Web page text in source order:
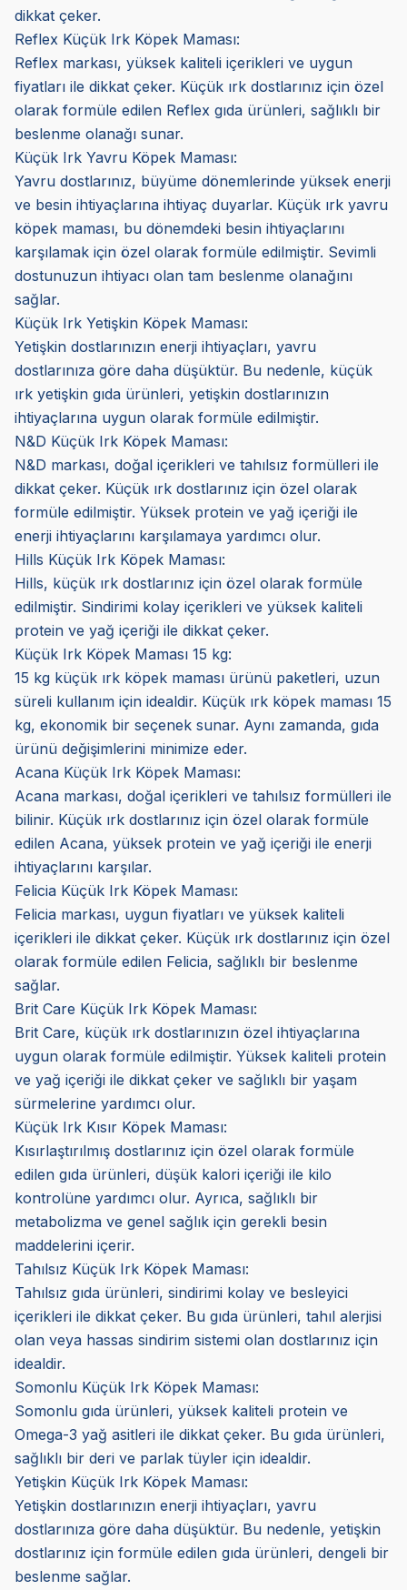
dikkat çeker.
Reflex Küçük Irk Köpek Maması:
Reflex markası, yüksek kaliteli içerikleri ve uygun
fiyatları ile dikkat çeker. Küçük ırk dostlarınız için özel
olarak formüle edilen Reflex gıda ürünleri, sağlıklı bir
beslenme olanağı sunar.
Küçük Irk Yavru Köpek Maması:
Yavru dostlarınız, büyüme dönemlerinde yüksek enerji
ve besin ihtiyaçlarına ihtiyaç duyarlar. Küçük ırk yavru
köpek maması, bu dönemdeki besin ihtiyaçlarını
karşılamak için özel olarak formüle edilmiştir. Sevimli
dostunuzun ihtiyacı olan tam beslenme olanağını
sağlar.
Küçük Irk Yetişkin Köpek Maması:
Yetişkin dostlarınızın enerji ihtiyaçları, yavru
dostlarınıza göre daha düşüktür. Bu nedenle, küçük
ırk yetişkin gıda ürünleri, yetişkin dostlarınızın
ihtiyaçlarına uygun olarak formüle edilmiştir.
N&D Küçük Irk Köpek Maması:
N&D markası, doğal içerikleri ve tahılsız formülleri ile
dikkat çeker. Küçük ırk dostlarınız için özel olarak
formüle edilmiştir. Yüksek protein ve yağ içeriği ile
enerji ihtiyaçlarını karşılamaya yardımcı olur.
Hills Küçük Irk Köpek Maması:
Hills, küçük ırk dostlarınız için özel olarak formüle
edilmiştir. Sindirimi kolay içerikleri ve yüksek kaliteli
protein ve yağ içeriği ile dikkat çeker.
Küçük Irk Köpek Maması 15 kg:
15 kg küçük ırk köpek maması ürünü paketleri, uzun
süreli kullanım için idealdir. Küçük ırk köpek maması 15
kg, ekonomik bir seçenek sunar. Aynı zamanda, gıda
ürünü değişimlerini minimize eder.
Acana Küçük Irk Köpek Maması:
Acana markası, doğal içerikleri ve tahılsız formülleri ile
bilinir. Küçük ırk dostlarınız için özel olarak formüle
edilen Acana, yüksek protein ve yağ içeriği ile enerji
ihtiyaçlarını karşılar.
Felicia Küçük Irk Köpek Maması:
Felicia markası, uygun fiyatları ve yüksek kaliteli
içerikleri ile dikkat çeker. Küçük ırk dostlarınız için özel
olarak formüle edilen Felicia, sağlıklı bir beslenme
sağlar.
Brit Care Küçük Irk Köpek Maması:
Brit Care, küçük ırk dostlarınızın özel ihtiyaçlarına
uygun olarak formüle edilmiştir. Yüksek kaliteli protein
ve yağ içeriği ile dikkat çeker ve sağlıklı bir yaşam
sürmelerine yardımcı olur.
Küçük Irk Kısır Köpek Maması:
Kısırlaştırılmış dostlarınız için özel olarak formüle
edilen gıda ürünleri, düşük kalori içeriği ile kilo
kontrolüne yardımcı olur. Ayrıca, sağlıklı bir
metabolizma ve genel sağlık için gerekli besin
maddelerini içerir.
Tahılsız Küçük Irk Köpek Maması:
Tahılsız gıda ürünleri, sindirimi kolay ve besleyici
içerikleri ile dikkat çeker. Bu gıda ürünleri, tahıl alerjisi
olan veya hassas sindirim sistemi olan dostlarınız için
idealdir.
Somonlu Küçük Irk Köpek Maması:
Somonlu gıda ürünleri, yüksek kaliteli protein ve
Omega-3 yağ asitleri ile dikkat çeker. Bu gıda ürünleri,
sağlıklı bir deri ve parlak tüyler için idealdir.
Yetişkin Küçük Irk Köpek Maması:
Yetişkin dostlarınızın enerji ihtiyaçları, yavru
dostlarınıza göre daha düşüktür. Bu nedenle, yetişkin
dostlarınız için formüle edilen gıda ürünleri, dengeli bir
beslenme sağlar.